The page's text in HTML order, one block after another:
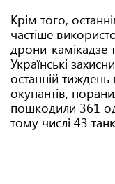
Крім того,
частіше
дрони-камікадзе
Українські
останній
окупантів,
пошкодили 361
тому числі 43